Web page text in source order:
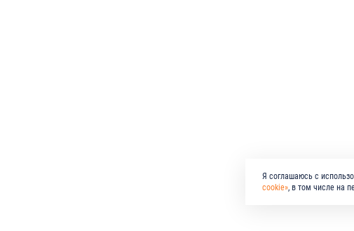
Я соглашаюсь с
cookie», в том числе на